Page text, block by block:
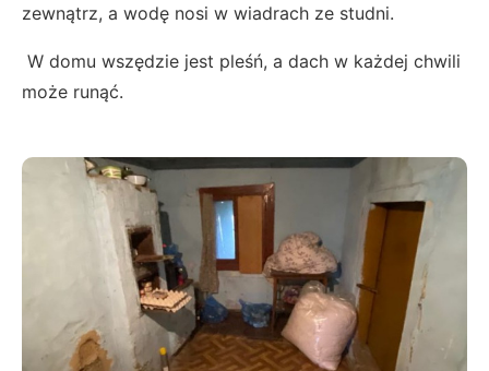
zewnątrz, a wodę nosi w wiadrach ze studni.
W domu wszędzie jest pleśń, a dach w każdej chwili
może runąć.